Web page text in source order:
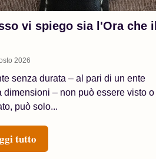
vi spiego sia l'Ora che il
2026
senza durata – al pari di un ente
dimensioni – non può essere visto o
può solo...
tutto